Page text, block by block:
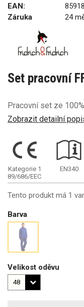
EAN:
Záruka
24
Set pracovní
Pracovní set ze
Zobrazit detailní
Kategorie 1
89/686/EEC
EN340
Tento produkt má 1
Barva
Velikost oděvu